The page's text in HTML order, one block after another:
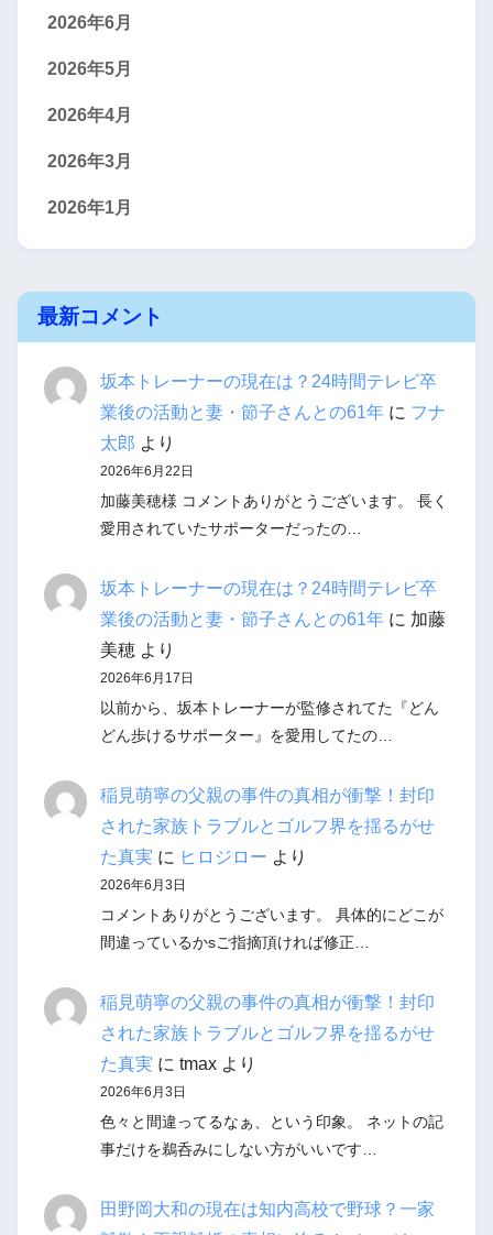
2026年6月
2026年5月
2026年4月
2026年3月
2026年1月
最新コメント
坂本トレーナーの現在は？24時間テレビ卒
業後の活動と妻・節子さんとの61年に フナ
太郎 より
2026年6月22日
加藤美穂様 コメントありがとうございます。 長く
愛用されていたサポーターだったの…
坂本トレーナーの現在は？24時間テレビ卒
業後の活動と妻・節子さんとの61年に 加藤
美穂より
2026年6月17日
以前から、坂本トレーナーが監修されてた『どん
どん歩けるサポーター』を愛用してたの…
稲見萌寧の父親の事件の真相が衝撃！封印
された家族トラブルとゴルフ界を揺るがせ
た真実 に ヒロジロー より
2026年6月3日
コメントありがとうございます。 具体的にどこが
間違っているかsご指摘頂ければ修正…
稲見萌寧の父親の事件の真相が衝撃！封印
された家族トラブルとゴルフ界を揺るがせ
た真実 に tmaxより
2026年6月3日
色々と間違ってるなぁ、という印象。 ネットの記
事だけを鵜呑みにしない方がいいです…
田野岡大和の現在は知内高校で野球？一家